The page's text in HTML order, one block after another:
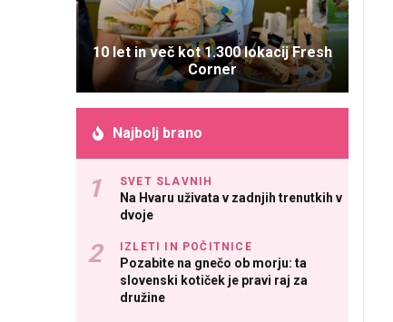
10 let in več kot 1.300 lokacij Fresh
Corner
Najbolj brano
SVET SLAVNIH
Na Hvaru uživata v zadnjih trenutkih v
dvoje
IZLETI IN POČITNICE
Pozabite na gnečo ob morju: ta
slovenski kotiček je pravi raj za
družine